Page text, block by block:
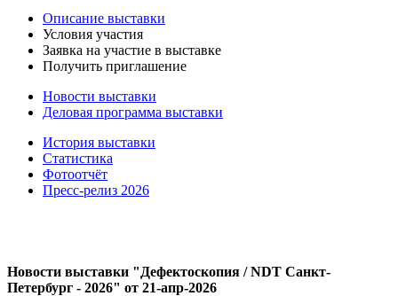
Описание выставки
Условия участия
Заявка на участие в выставке
Получить приглашение
Новости выставки
Деловая программа выставки
История выставки
Статистика
Фотоотчёт
Пресс-релиз 2026
Новости выставки "Дефектоскопия / NDT Санкт-
Петербург - 2026" от 21-апр-2026